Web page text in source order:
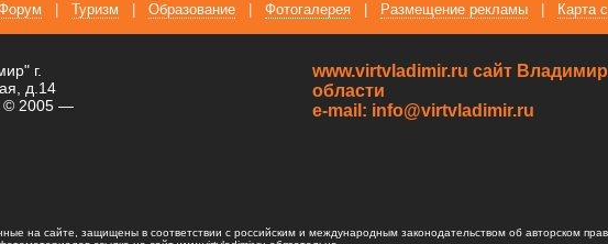
Туризм Образование Фотогалерея Размещение рекламы Карта
г.
д.14
© 2005 —
www.virtvladimir.ru cайт
области
e-mail: info@virtvladimir.ru
на сайте, защищены в соответствии с российским и международным законодательством об авторском